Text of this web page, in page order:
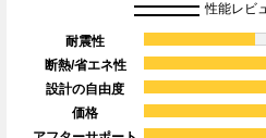
性能レビ
耐震性
断熱/省エネ性
設計の自由度
価格